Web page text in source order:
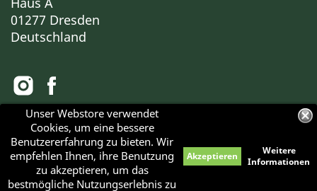
Unser Webstore verwendet
Cookies, um eine bessere
Benutzererfahrung zu bieten. Wir
empfehlen Ihnen, ihre Benutzung
zu akzeptieren, um das
bestmögliche Nutzungserlebnis zu
Akzeptieren
Weitere
Informationen
Haben Sie Fragen?
Bei Interesse an einer BESICHTIGUNG unserer Objekte
01277 Dresden
Deutschland
Alle Preise verstehen sich inklusive Mehrwertsteuer
© 2026 - RIKMANI™